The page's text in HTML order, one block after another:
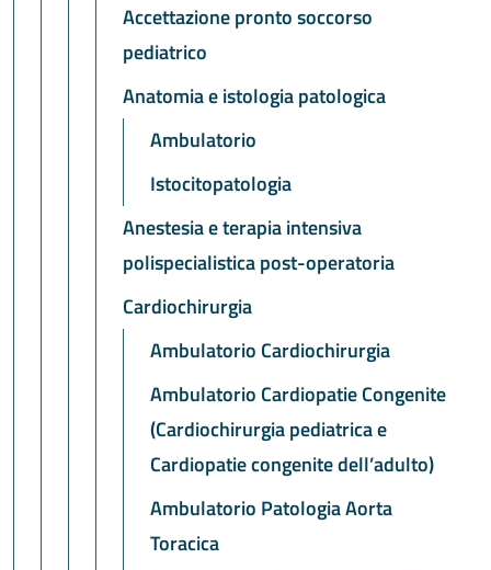
Accettazione pronto soccorso
pediatrico
Anatomia e istologia patologica
Ambulatorio
Istocitopatologia
Anestesia e terapia intensiva
polispecialistica post-operatoria
Cardiochirurgia
Ambulatorio Cardiochirurgia
Ambulatorio Cardiopatie Congenite
(Cardiochirurgia pediatrica e
Cardiopatie congenite dell’adulto)
Ambulatorio Patologia Aorta
Toracica